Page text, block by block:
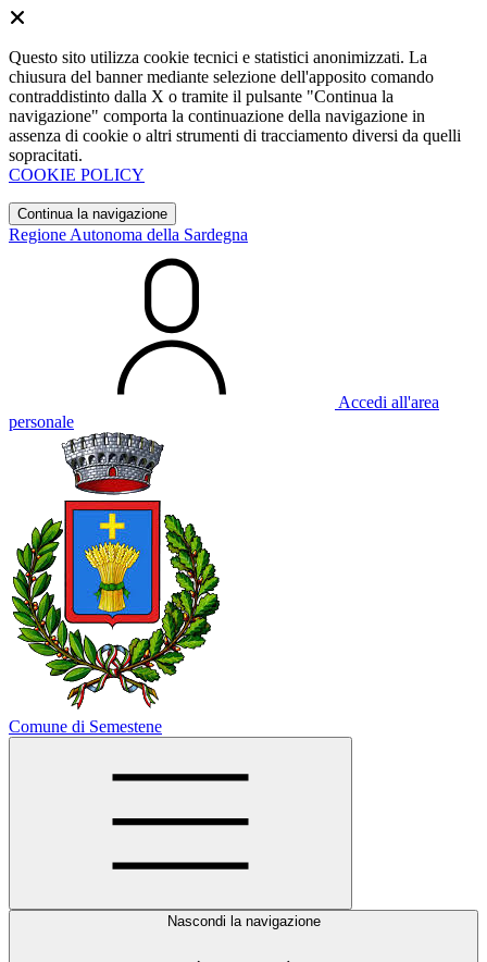
Questo sito utilizza cookie tecnici e statistici anonimizzati. La
chiusura del banner mediante selezione dell'apposito comando
contraddistinto dalla X o tramite il pulsante "Continua la
navigazione" comporta la continuazione della navigazione in
assenza di cookie o altri strumenti di tracciamento diversi da quelli
sopracitati.
COOKIE POLICY
Continua la navigazione
Regione Autonoma della Sardegna
Accedi all'area
personale
Comune di Semestene
Nascondi la navigazione